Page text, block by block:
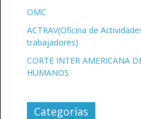
OMC
ACTRAV(Oficina de
trabajadores)
CORTE INTER AMERICANA
HUMANOS
Categorías